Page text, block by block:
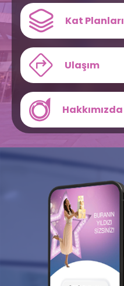
Kat Planları
Ulaşım
Hakkımızda